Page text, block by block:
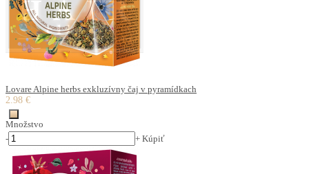
Lovare Alpine herbs exkluzívny čaj v pyramídkach
2.98 €
Množstvo
-
+ Kúpiť